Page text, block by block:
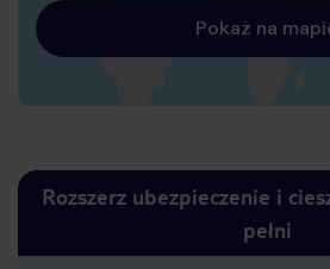
Pokaż na
Rozszerz ubezpieczenie i
pełni